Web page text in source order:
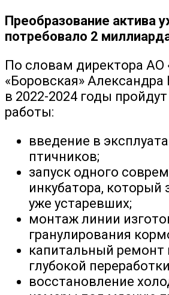
Преобразование актива
потребовало 2
По словам директора АО
«Боровская» Александра
в 2022-2024 годы
работы:
введение в
птичников;
запуск одного
инкубатора, который
уже устаревших;
монтаж линии
гранулирования
капитальный ремонт
глубокой
восстановление